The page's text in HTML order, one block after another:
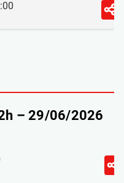
– 29/06/2026